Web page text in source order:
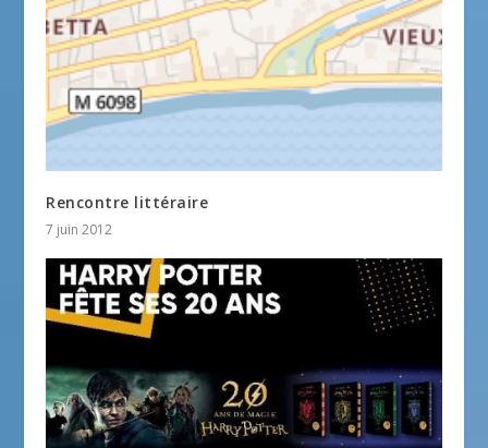
Rencontre littéraire
7 juin 2012